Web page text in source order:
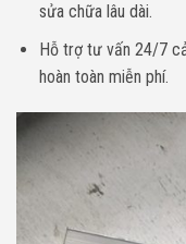
sửa chữa lâu dài.
Hỗ trợ tư vấn 24/7
hoàn toàn miễn phí.